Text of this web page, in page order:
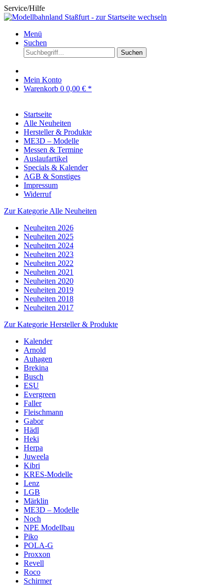
Service/Hilfe
Menü
Suchen
Suchen
Mein Konto
Warenkorb 0 0,00 € *
Startseite
Alle Neuheiten
Hersteller & Produkte
ME3D – Modelle
Messen & Termine
Auslaufartikel
Specials & Kalender
AGB & Sonstiges
Impressum
Widerruf
Zur Kategorie Alle Neuheiten
Neuheiten 2026
Neuheiten 2025
Neuheiten 2024
Neuheiten 2023
Neuheiten 2022
Neuheiten 2021
Neuheiten 2020
Neuheiten 2019
Neuheiten 2018
Neuheiten 2017
Zur Kategorie Hersteller & Produkte
Kalender
Arnold
Auhagen
Brekina
Busch
ESU
Evergreen
Faller
Fleischmann
Gabor
Hädl
Heki
Herpa
Juweela
Kibri
KRES-Modelle
Lenz
LGB
Märklin
ME3D – Modelle
Noch
NPE Modellbau
Piko
POLA-G
Proxxon
Revell
Roco
Schirmer